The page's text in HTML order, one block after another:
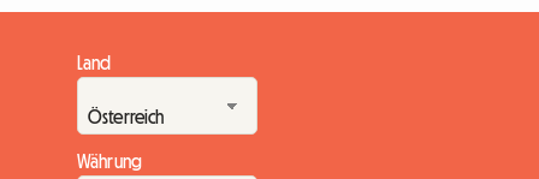
Land
Währung